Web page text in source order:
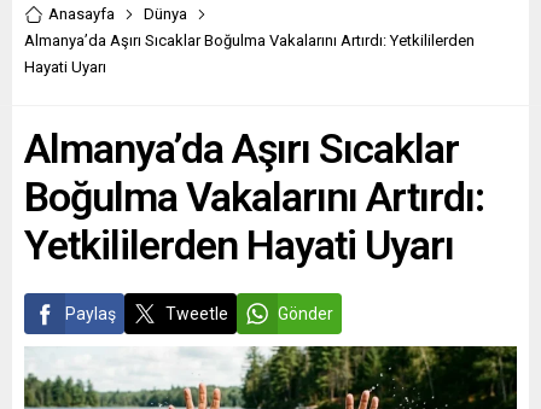
Anasayfa
Dünya
Almanya’da Aşırı Sıcaklar Boğulma Vakalarını Artırdı: Yetkililerden
Hayati Uyarı
Almanya’da Aşırı Sıcaklar
Boğulma Vakalarını Artırdı:
Yetkililerden Hayati Uyarı
Paylaş Tweetle Gönder